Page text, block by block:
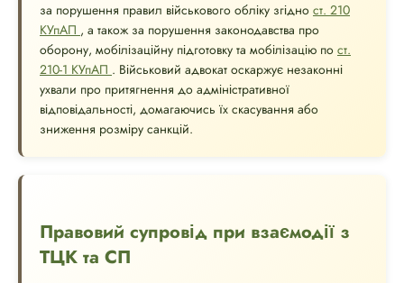
за порушення правил військового обліку згідно ст. 210
КУпАП , а також за порушення законодавства про
оборону, мобілізаційну підготовку та мобілізацію по ст.
210-1 КУпАП . Військовий адвокат оскаржує незаконні
ухвали про притягнення до адміністративної
відповідальності, домагаючись їх скасування або
зниження розміру санкцій.
Правовий супровід при взаємодії з
ТЦК та СП